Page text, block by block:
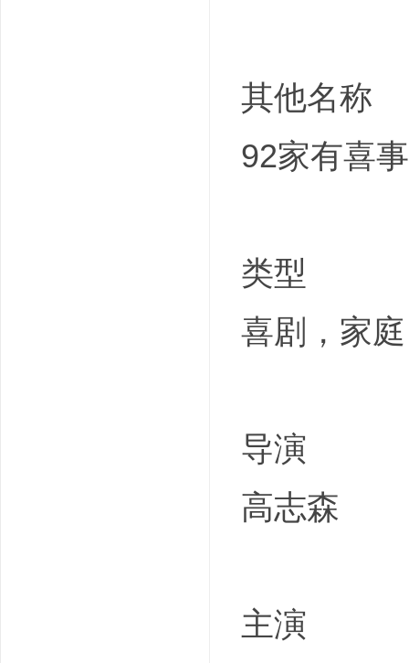
其他名称
92家有喜事
类型
喜剧，家
导演
高志森
主演